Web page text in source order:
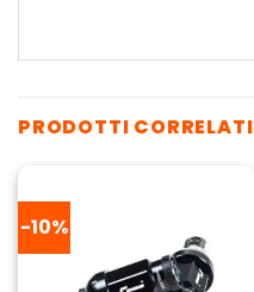
PRODOTTI CORRELATI
-10%